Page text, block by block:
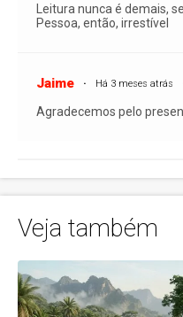
Leitura nunca é demais,
Pessoa, então, irrestível
Jaime Há 3 meses atrás
Agradecemos pelo
Veja também